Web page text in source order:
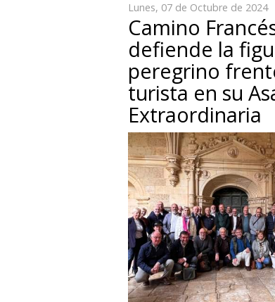
Lunes, 07 de Octubre de 2024
Camino
defiende la
peregrino
turista en su
Extraordinaria